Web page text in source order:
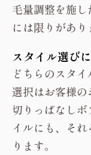
毛量調整を施
には限りがあり
スタイル選び
どちらのスタ
選択はお客様の
切りっぱなし
イルにも、そ
ります。